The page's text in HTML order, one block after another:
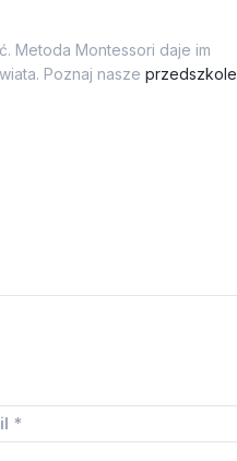
Metoda Montessori daje im
Poznaj nasze przedszkole
*